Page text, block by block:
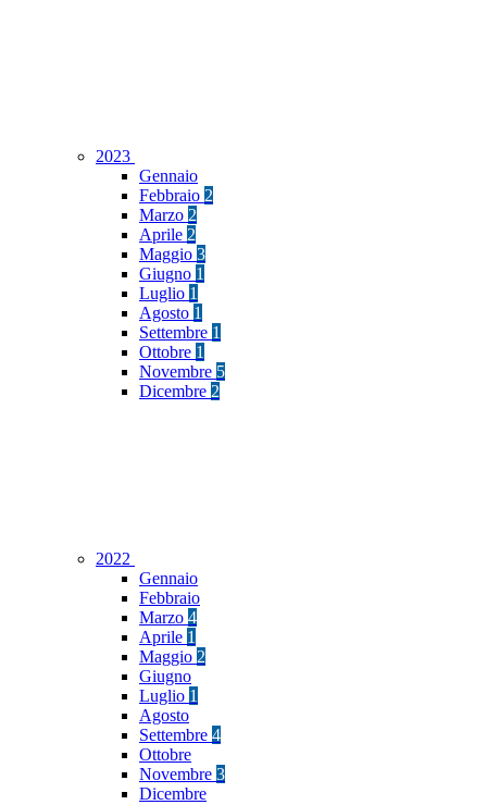
2023
Gennaio
Febbraio 2
Marzo 2
Aprile 2
Maggio 3
Giugno 1
Luglio 1
Agosto 1
Settembre 1
Ottobre 1
Novembre 5
Dicembre 2
2022
Gennaio
Febbraio
Marzo 4
Aprile 1
Maggio 2
Giugno
Luglio 1
Agosto
Settembre 4
Ottobre
Novembre 3
Dicembre